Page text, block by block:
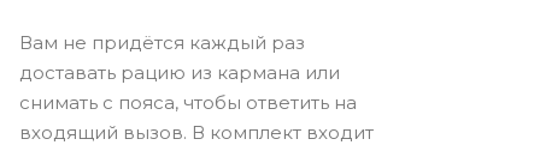
Вам не придётся каждый раз
доставать рацию из кармана или
снимать с пояса, чтобы ответить на
входящий вызов. В комплект входит